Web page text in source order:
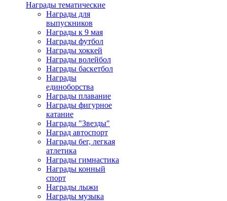
Награды тематические
Награды для
выпускников
Награды к 9 мая
Награды футбол
Награды хоккей
Награды волейбол
Награды баскетбол
Награды
единоборства
Награды плавание
Награды фигурное
катание
Награды "Звезды"
Наград автоспорт
Награды бег, легкая
атлетика
Награды гимнастика
Награды конный
спорт
Награды лыжи
Награды музыка